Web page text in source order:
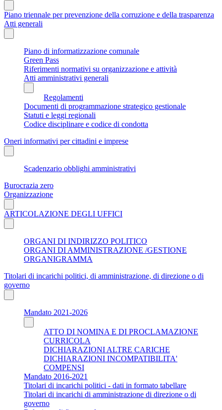
Piano triennale per prevenzione della corruzione e della trasparenza
Atti generali
Piano di informatizzazione comunale
Green Pass
Riferimenti normativi su organizzazione e attività
Atti amministrativi generali
Regolamenti
Documenti di programmazione strategico gestionale
Statuti e leggi regionali
Codice disciplinare e codice di condotta
Oneri informativi per cittadini e imprese
Scadenzario obblighi amministrativi
Burocrazia zero
Organizzazione
ARTICOLAZIONE DEGLI UFFICI
ORGANI DI INDIRIZZO POLITICO
ORGANI DI AMMINISTRAZIONE /GESTIONE
ORGANIGRAMMA
Titolari di incarichi politici, di amministrazione, di direzione o di
governo
Mandato 2021-2026
ATTO DI NOMINA E DI PROCLAMAZIONE
CURRICOLA
DICHIARAZIONI ALTRE CARICHE
DICHIARAZIONI INCOMPATIBILITA'
COMPENSI
Mandato 2016-2021
Titolari di incarichi politici - dati in formato tabellare
Titolari di incarichi di amministrazione di direzione o di
governo